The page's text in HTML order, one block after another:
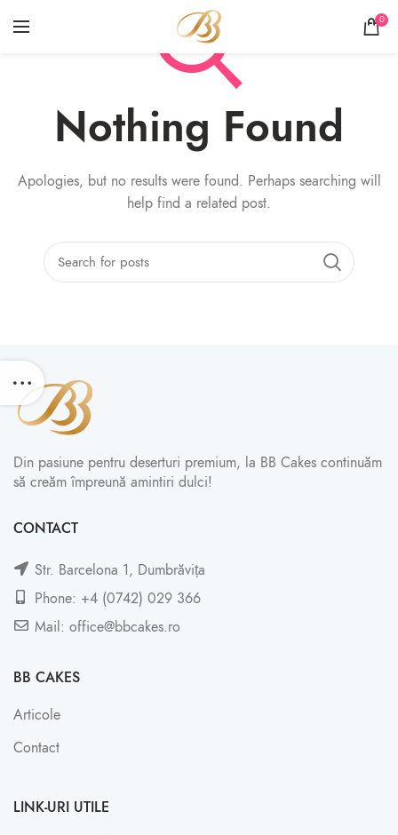
0
Nothing Found
Apologies, but no results were found. Perhaps searching will
help find a related post.
Din pasiune pentru deserturi premium, la BB Cakes continuăm
să creăm împreună amintiri dulci!
CONTACT
Str. Barcelona 1, Dumbrăvița
Phone: +4 (0742) 029 366
Mail: office@bbcakes.ro
BB CAKES
Articole
Contact
LINK-URI UTILE